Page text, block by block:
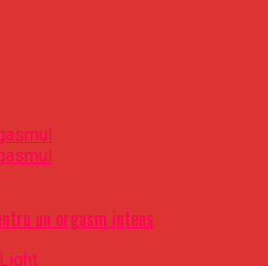
un orgasm intens